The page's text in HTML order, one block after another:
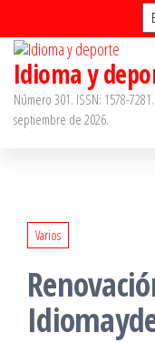
Idioma y
Número 301. ISSN: 1578-
septiembre de 2026.
Varios